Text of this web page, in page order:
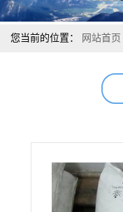
您当前的位置： 网站首页